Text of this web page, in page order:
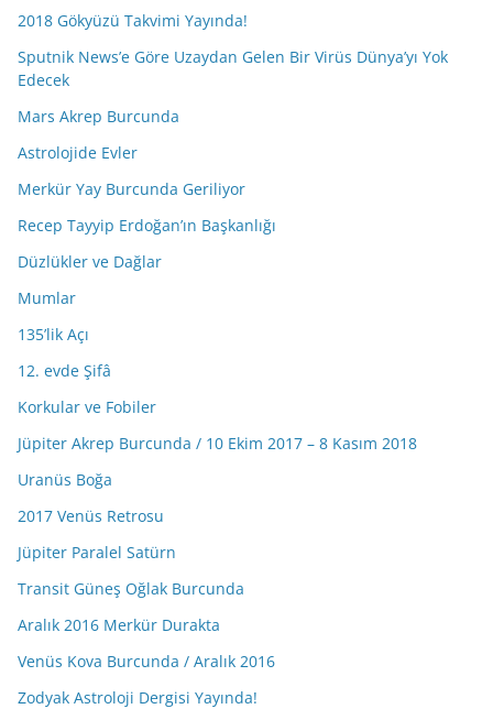
2018 Gökyüzü Takvimi Yayında!
Sputnik News’e Göre Uzaydan Gelen Bir Virüs Dünya’yı Yok
Edecek
Mars Akrep Burcunda
Astrolojide Evler
Merkür Yay Burcunda Geriliyor
Recep Tayyip Erdoğan’ın Başkanlığı
Düzlükler ve Dağlar
Mumlar
135’lik Açı
12. evde Şifâ
Korkular ve Fobiler
Jüpiter Akrep Burcunda / 10 Ekim 2017 – 8 Kasım 2018
Uranüs Boğa
2017 Venüs Retrosu
Jüpiter Paralel Satürn
Transit Güneş Oğlak Burcunda
Aralık 2016 Merkür Durakta
Venüs Kova Burcunda / Aralık 2016
Zodyak Astroloji Dergisi Yayında!